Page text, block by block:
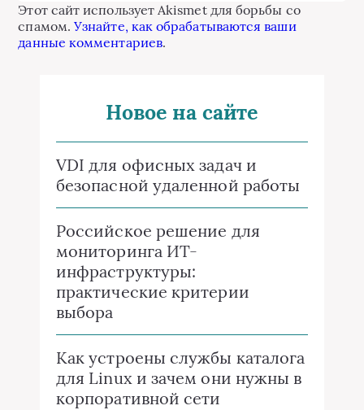
Этот сайт использует Akismet для борьбы со
спамом.Узнайте, как обрабатываются ваши
данные комментариев.
Новое на сайте
VDI для офисных задач и
безопасной удаленной работы
Российское решение для
мониторинга ИТ-
инфраструктуры:
практические критерии
выбора
Как устроены службы каталога
для Linux и зачем они нужны в
корпоративной сети